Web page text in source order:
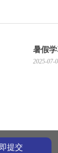
暑假
2025-07-